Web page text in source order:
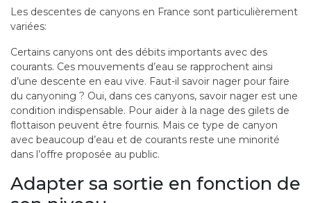
Les descentes de canyons en France sont particulièrement
variées:
Certains canyons ont des débits importants avec des
courants. Ces mouvements d’eau se rapprochent ainsi
d’une descente en eau vive. Faut-il savoir nager pour faire
du canyoning ? Oui, dans ces canyons, savoir nager est une
condition indispensable. Pour aider à la nage des gilets de
flottaison peuvent être fournis. Mais ce type de canyon
avec beaucoup d’eau et de courants reste une minorité
dans l’offre proposée au public.
Adapter sa sortie en fonction de